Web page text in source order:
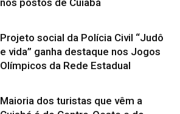
nos postos de Cuiabá
Projeto social da Polícia Civil “Judô
e vida” ganha destaque nos Jogos
Olímpicos da Rede Estadual
Maioria dos turistas que vêm a